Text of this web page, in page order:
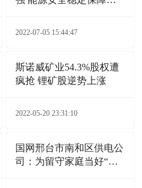
2022-07-05 15:44:47
斯诺威矿业54.3%股权遭
疯抢 锂矿股逆势上涨
2022-05-20 23:31:10
国网邢台市南和区供电公
司：为留守家庭当好“电